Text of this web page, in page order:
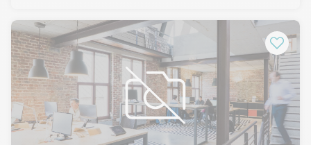
professionnels. À seulement 500 mètres de la station Louise
Michel et à 12 minutes à pied de la Porte de Champerret, le
site bénéficie d’un accès rapide à La Défense et au centre de
Paris grâce à la ligne 1 du métro. Deux emplacements de
parking sont disponibles devant l’immeuble. Profitez d’une
adresse privilégiée, accessible en transports en commun et
proche des principaux axes routiers. Ce bien unique offre un
fort potentiel de valorisation dans un secteur dynamique.